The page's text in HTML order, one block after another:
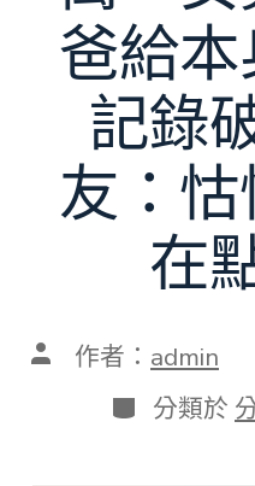
爸給
記錄
友：
在
文 作者： admin
分
類
分類於